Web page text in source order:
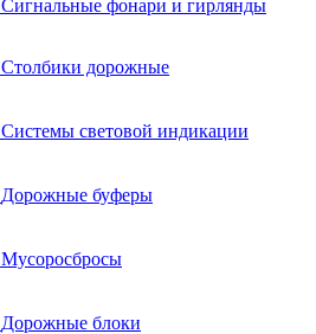
Сигнальные фонари и гирлянды
Столбики дорожные
Системы световой индикации
Дорожные буферы
Мусоросбросы
Дорожные блоки